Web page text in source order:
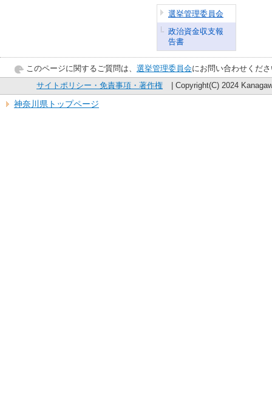
選挙管理委員会
政治資金収支報
告書
このページに関するご質問は、 選挙管理委員会にお問い合わせくだ
サイトポリシー・免責事項・著作権
| Copyright(C) 2024
神奈川県トップページ